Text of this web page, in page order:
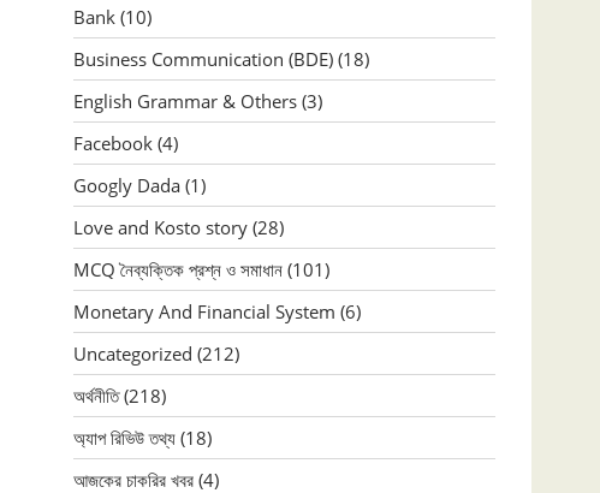
Bank (10)
Business Communication (BDE) (18)
English Grammar & Others (3)
Facebook (4)
Googly Dada (1)
Love and Kosto story (28)
MCQ নৈব্যক্তিক প্রশ্ন ও সমাধান (101)
Monetary And Financial System (6)
Uncategorized (212)
অর্থনীতি(218)
অ্যাপ রিভিউ তথ্য (18)
আজকের চাকরির খবর (4)